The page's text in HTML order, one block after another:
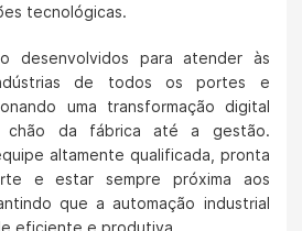
tecnológicas.
desenvolvidos para atender às
de todos os portes e
uma transformação digital
chão da fábrica até a gestão.
altamente qualificada, pronta
e estar sempre próxima aos
que a automação industrial